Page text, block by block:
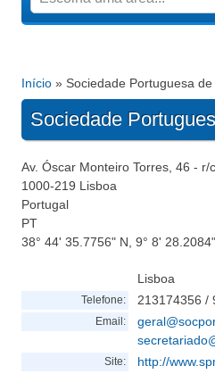
Está aqui
Início » Sociedade Portuguesa
Sociedade
Av. Óscar Monteiro Torres, 46 - r/c
1000-219 Lisboa
Portugal
PT
38° 44' 35.7756" N, 9° 8'
Lisboa
Telefone: 213174356 /
Email:
Site: http://